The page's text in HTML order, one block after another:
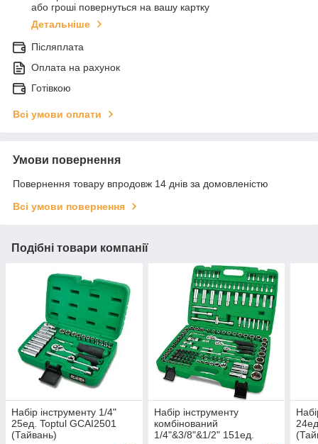
або гроші повернуться на вашу картку
Детальніше
Післяплата
Оплата на рахунок
Готівкою
Всі умови оплати
Умови повернення
Повернення товару впродовж 14 днів за домовленістю
Всі умови повернення
Подібні товари компанії
Набір інструменту 1/4"
25ед. Toptul GCAI2501
(Тайвань)
Набір інструменту
комбінований
1/4"&3/8"&1/2" 151ед.